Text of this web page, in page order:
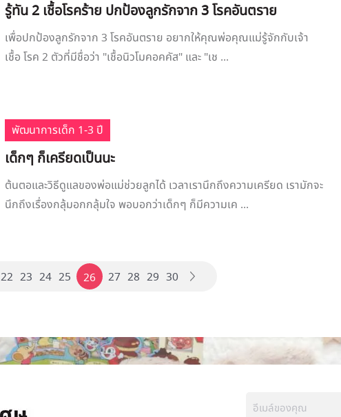
รู้ทัน 2 เชื้อโรคร้าย ปกป้องลูกรักจาก 3 โรคอันตราย
เพื่อปกป้องลูกรักจาก 3 โรคอันตราย อยากให้คุณพ่อคุณแม่รู้จักกับเจ้า
เชื้อ โรค 2 ตัวที่มีชื่อว่า "เชื้อนิวโมคอคคัส" และ "เช ...
พัฒนาการเด็ก 1-3 ปี
เด็กๆ ก็เครียดเป็นนะ
ต้นตอและวิธีดูแลของพ่อแม่ช่วยลูกได้ เวลาเรานึกถึงความเครียด เรามักจะ
นึกถึงเรื่องกลุ้มอกกลุ้มใจ พอบอกว่าเด็กๆ ก็มีความเค ...
22 23 24 25 26 27 28 29 30